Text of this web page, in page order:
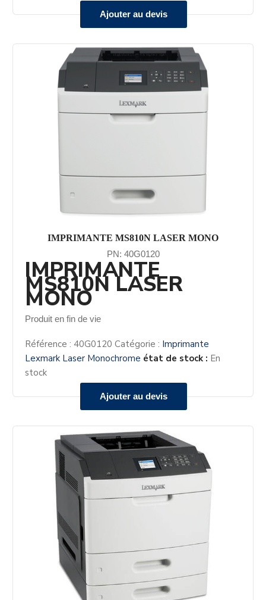
Ajouter au devis
IMPRIMANTE MS810N LASER MONO
PN: 40G0120
Ajouter au devis
IMPRIMANTE
MS810N LASER
MONO
Produit en fin de vie
Référence :40G0120 Catégorie : Imprimante
Lexmark Laser Monochrome état de stock : En
stock